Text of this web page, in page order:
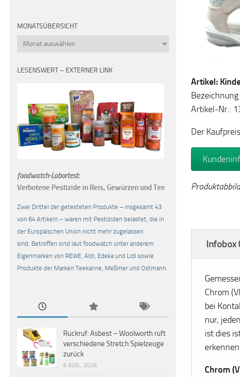
Artikel:
Artikel-Nr.:
Der
Infobox
Chrom
bei
nur,
ist dies
Chrom
MONATSÜBERSICHT
Monatsübersicht
LESENSWERT – EXTERNER LINK
foodwatch-Labortest:
Verbotene Pestizide in Reis, Gewürzen und Tee
Zwei Drittel der getesteten Produkte – insgesamt 43
von 64 Artikeln – waren mit Pestiziden belastet, die in
der Europäischen Union nicht mehr zugelassen
sind. Betroffen sind laut foodwatch unter anderem
Eigenmarken von REWE, Aldi, Edeka und Lidl sowie
Produkte der Marken Teekanne, Meßmer und Ostmann.
Rückruf: Asbest – Woolworth ruft
verschiedene Stretch Spielzeuge
zurück
6 AUG., 2026